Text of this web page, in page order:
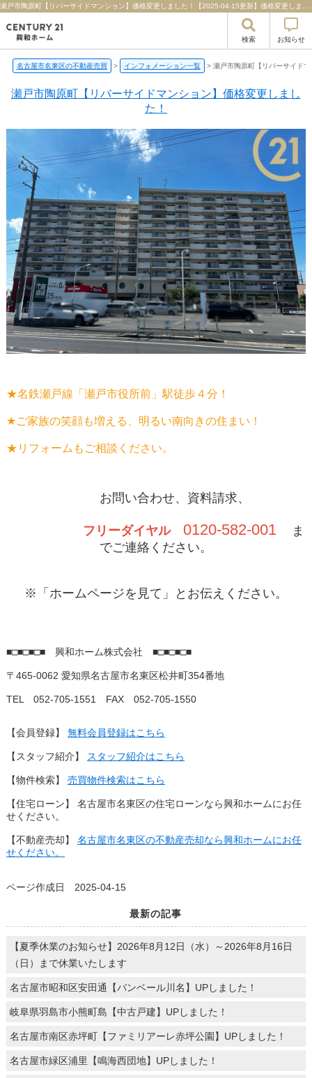
検索 お知らせ
名古屋市名東区の不動産売買 > インフォメーション一覧 > 瀬戸市陶原町【リバーサイド
瀬戸市陶原町【リバーサイドマンション】価格変更しまし
た！
★名鉄瀬戸線「瀬戸市役所前」駅徒歩４分！
★ご家族の笑顔も増える、明るい南向きの住まい！
★リフォームもご相談ください。
お問い合わせ、資料請求、
フリーダイヤル 0120-582-001
ま
でご連絡ください。
※「ホームページを見て」とお伝えください。
■□■□■□■ 興和ホーム株式会社 ■□■□■□■
〒465-0062 愛知県名古屋市名東区松井町354番地
TEL 052-705-1551 FAX 052-705-1550
【会員登録】 無料会員登録はこちら
【スタッフ紹介】 スタッフ紹介はこちら
【物件検索】 売買物件検索はこちら
【住宅ローン】 名古屋市名東区の住宅ローンなら興和ホームにお任
せください。
【不動産売却】 名古屋市名東区の不動産売却なら興和ホームにお任
せください。
ページ作成日 2025-04-15
最新の記事
【夏季休業のお知らせ】2026年8月12日（水）～2026年8月16日
（日）まで休業いたします
名古屋市昭和区安田通【バンベール川名】UPしました！
岐阜県羽島市小熊町島【中古戸建】UPしました！
名古屋市南区赤坪町【ファミリアーレ赤坪公園】UPしました！
名古屋市緑区浦里【鳴海西団地】UPしました！